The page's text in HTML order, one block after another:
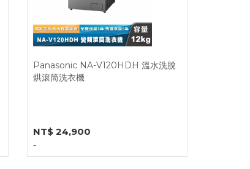
Panasonic NA-V120HDH 溫水洗脫
烘滾筒洗衣機
NT$ 24,900
-